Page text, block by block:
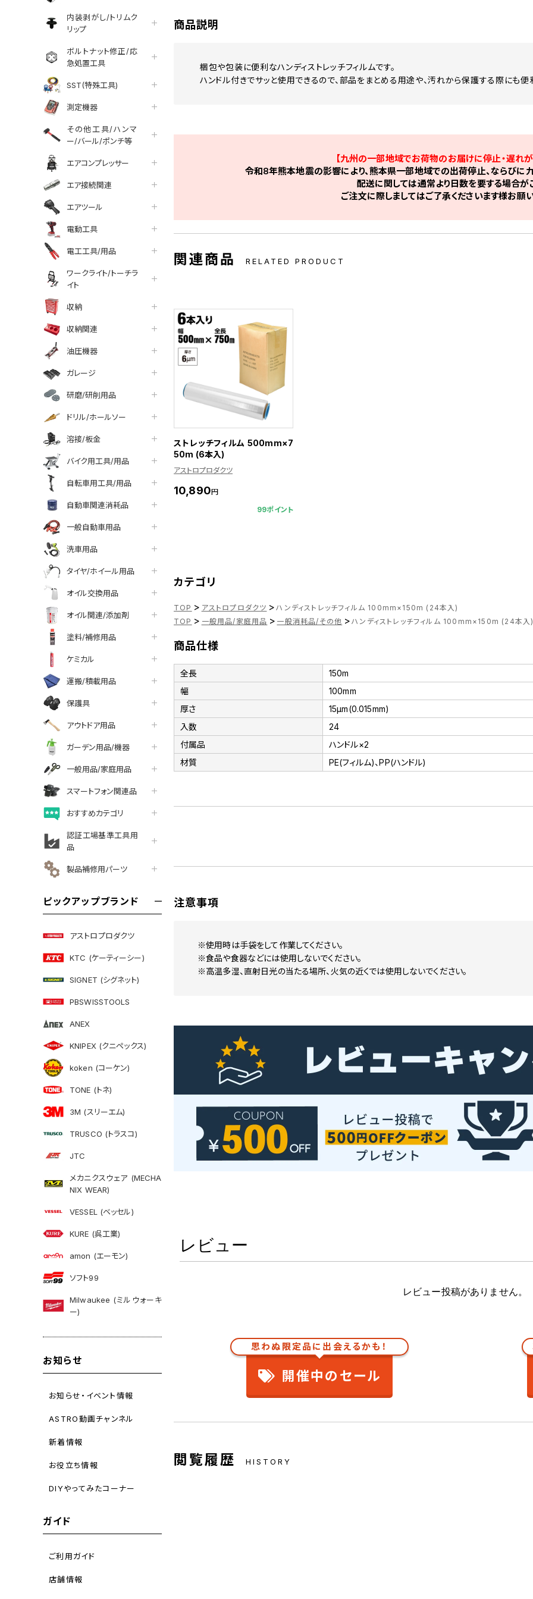
内装剥がし/トリムク
リップ
ボルトナット修正/応
急処置工具
SST(特殊工具)
測定機器
その他工具/ハンマ
ー/バール/ポンチ等
エアコンプレッサー
エア接続関連
エアツール
電動工具
電工工具/用品
ワークライト/トーチラ
イト
収納
収納関連
油圧機器
ガレージ
研磨/研削用品
ドリル/ホールソー
溶接/板金
バイク用工具/用品
自転車用工具/用品
自動車関連消耗品
一般自動車用品
洗車用品
タイヤ/ホイール用品
オイル交換用品
オイル関連/添加剤
塗料/補修用品
ケミカル
運搬/積載用品
保護具
アウトドア用品
ガーデン用品/機器
一般用品/家庭用品
スマートフォン関連品
おすすめカテゴリ
認証工場基準工具用
品
製品補修用パーツ
ピックアップブランド
アストロプロダクツ
KTC (ケーティーシー)
SIGNET (シグネット)
PBSWISSTOOLS
ANEX
KNIPEX (クニペックス)
koken (コーケン)
TONE (トネ)
3M (スリーエム)
TRUSCO (トラスコ)
JTC
メカニクスウェア (MECHA
NIX WEAR)
VESSEL (ベッセル)
KURE (呉工業)
amon (エーモン)
ソフト99
Milwaukee (ミルウォーキ
ー)
お知らせ
お知らせ・イベント情報
ASTRO動画チャンネル
新着情報
お役立ち情報
DIYやってみたコーナー
ガイド
ご利用ガイド
店舗情報
商品説明
梱包や包装に便利なハンディストレッチフィルムです。
ハンドル付きでサッと使用できるので、部品をまとめる用途や、汚れから保護する際にも便
【九州の一部地域でお荷物のお届けに停止・遅れが
令和8年熊本地震の影響により、熊本県一部地域での出荷停止、ならびに
配送に関しては通常より日数を要する場合が
ご注文に際しましてはご了承くださいます様お願
関連商品 RELATED PRODUCT
ストレッチフィルム 500mm×7
50m (6本入)
アストロプロダクツ
10,890円
99ポイント
カテゴリ
TOP > アストロプロダクツ > ハンディストレッチフィルム 100mm×150m (24本入)
TOP > 一般用品/家庭用品 > 一般消耗品/その他 > ハンディストレッチフィルム 100mm×150m (24本入
商品仕様
全長
150m
幅
100mm
厚さ
15μm(0.015mm)
入数
24
付属品
ハンドル×2
材質
PE(フィルム)、PP(ハンドル)
注意事項
※使用時は手袋をして作業してください。
※食品や食器などには使用しないでください。
※高温多湿、直射日光の当たる場所、火気の近くでは使用しないでください。
レビュー
レビュー投稿がありません。
思わぬ限定品に出会えるかも！
開催中のセール
閲覧履歴 HISTORY